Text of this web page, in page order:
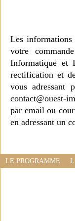
Les informations
votre
Informatique et
rectification et
vous adressant
contact@ouest-
par email ou
en adressant un
LE PROGRAMME